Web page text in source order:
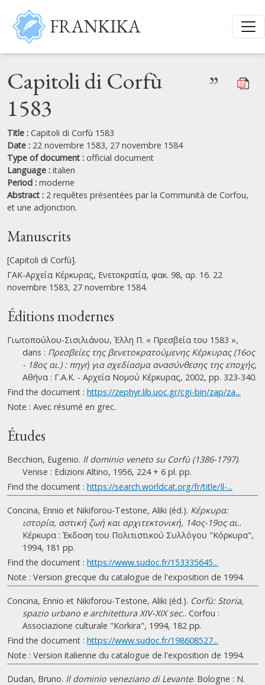
Skip to main content
FRANKIKA
Capitoli di Corfù
1583
”
Title : Capitoli di Corfù 1583
Date : 22 novembre 1583, 27 novembre 1584
Type of document : official document
Language : italien
Period : moderne
Abstract : 2 requêtes présentées par la Communità de Corfou,
et une adjonction.
Manuscrits
[Capitoli di Corfù].
ΓΑΚ-Αρχεία Κέρκυρας, Ενετοκρατία, φακ. 98, αρ. 16. 22
novembre 1583, 27 novembre 1584.
Éditions modernes
Γιωτοπούλου-Σισιλιάνου, Έλλη Π. « Πρεσβεία του 1583 »,
dans : Πρεσβείες της βενετοκρατούμενης Κέρκυρας (16ος
- 18ος αι.) : πηγή για σχεδίασμα ανασύνθεσης της εποχής,
Αθήνα : Γ.Α.Κ. - Αρχεία Νομού Κέρκυρας, 2002, pp. 323-340.
Find the document : https://zephyr.lib.uoc.gr/cgi-bin/zap/za...
Note : Avec résumé en grec.
Études
Becchion, Eugenio. Il dominio veneto su Corfù (1386-1797).
Venise : Edizioni Altino, 1956, 224 + 6 pl. pp.
Find the document : https://search.worldcat.org/fr/title/Il-...
Concina, Ennio et Nikiforou-Testone, Aliki (éd.). Κέρκυρα:
ιστορία, αστική ζωή και αρχιτεκτονική, 14ος-19ος αι..
Κέρκυρα : Έκδοση του Πολιτιστικού Συλλόγου "Κόρκυρα",
1994, 181 pp.
Find the document : https://www.sudoc.fr/153335645...
Note : Version grecque du catalogue de l'exposition de 1994.
Concina, Ennio et Nikiforou-Testone, Aliki (éd.). Corfù: Storia,
spazio urbano e architettura XIV-XIX sec.. Corfou :
Associazione culturale "Korkira", 1994, 182 pp.
Find the document : https://www.sudoc.fr/198608527...
Note : Version italienne du catalogue de l'exposition de 1994.
Dudan, Bruno. Il dominio veneziano di Levante. Bologne : N.